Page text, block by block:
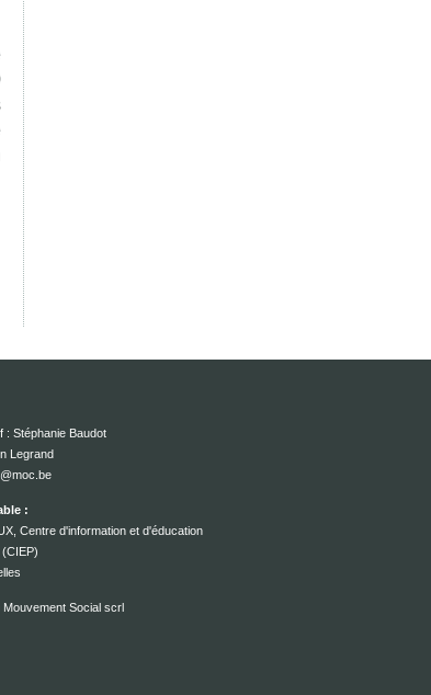
: Stéphanie Baudot
Legrand
:
Centre d'information et d'éducation
Social scrl